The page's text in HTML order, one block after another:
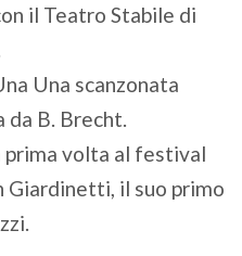
il Teatro Stabile di
Una scanzonata
B. Brecht.
prima volta al festival
Giardinetti, il suo primo